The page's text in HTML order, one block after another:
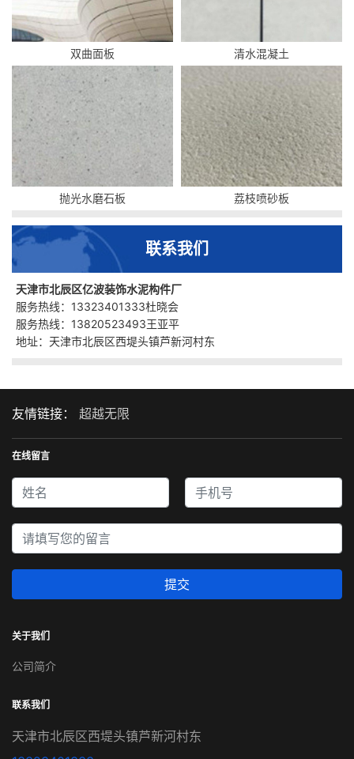
双曲面板 清水混凝土
抛光水磨石板 荔枝喷砂板
联系我们
天津市北辰区亿波装饰水泥构件厂
服务热线：13323401333杜晓会
服务热线：13820523493王亚平
地址：天津市北辰区西堤头镇芦新河村东
友情链接： 超越无限
在线留言
提交
关于我们
公司简介
联系我们
天津市北辰区西堤头镇芦新河村东